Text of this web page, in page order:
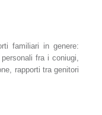
familiari in genere:
fra i coniugi,
rapporti tra genitori